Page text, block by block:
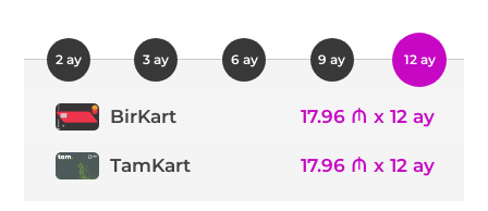
2 ay 3 ay 6 ay 9 ay 12 ay
BirKart 17.96 ₼ x 12 ay
TamKart 17.96 ₼ x 12 ay